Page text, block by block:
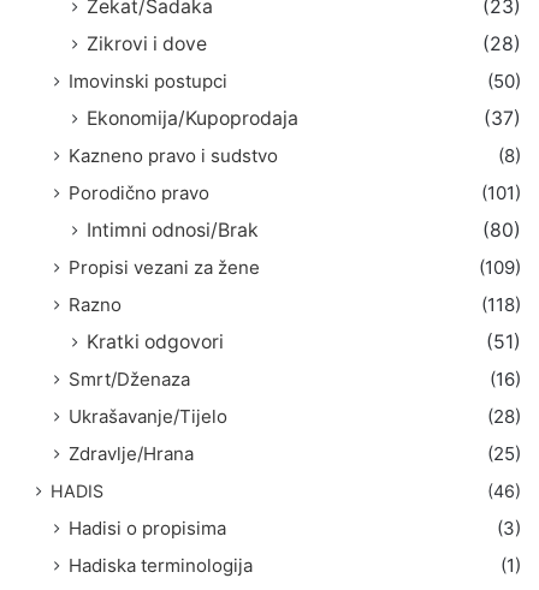
Zekat/Sadaka
(23)
Zikrovi i dove
(28)
Imovinski postupci
(50)
Ekonomija/Kupoprodaja
(37)
Kazneno pravo i sudstvo
(8)
Porodično pravo
(101)
Intimni odnosi/Brak
(80)
Propisi vezani za žene
(109)
Razno
(118)
Kratki odgovori
(51)
Smrt/Dženaza
(16)
Ukrašavanje/Tijelo
(28)
Zdravlje/Hrana
(25)
HADIS (46)
Hadisi o propisima
(3)
Hadiska terminologija
(1)